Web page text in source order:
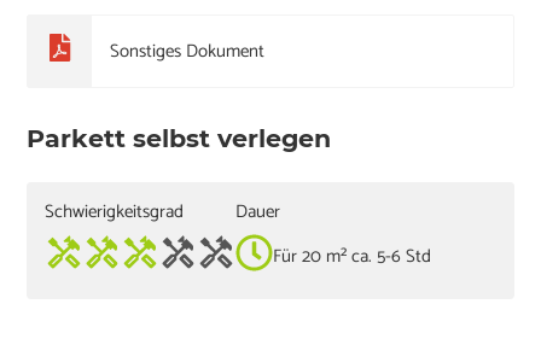
Sonstiges Dokument
Parkett selbst verlegen
Schwierigkeitsgrad
Dauer
Für 20 m² ca. 5-6 Std